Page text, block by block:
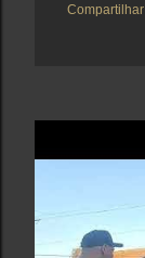
Compartilhar